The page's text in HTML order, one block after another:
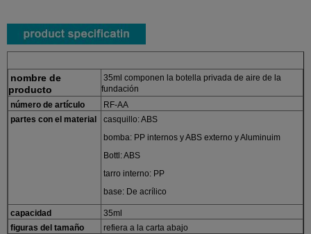
nombre de
producto
35ml componen la botella privada de aire de la
fundación
número de artículo
RF-AA
partes con el material
casquillo: ABS
bomba: PP internos y ABS externo y Aluminuim
Bottl: ABS
tarro interno: PP
base: De acrílico
capacidad
35ml
figuras del tamaño
refiera a la carta abajo